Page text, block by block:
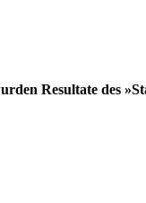
Resultate des